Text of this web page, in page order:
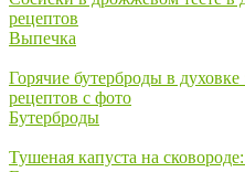
рецептов
Выпечка
Горячие бутерброды в
рецептов с фото
Бутерброды
Тушеная капуста на